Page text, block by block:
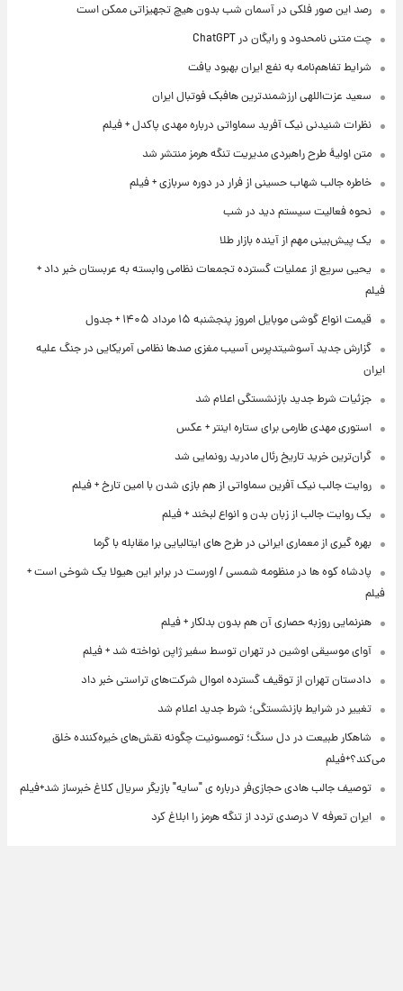
رصد این صور فلکی در آسمان شب بدون هیچ تجهیزاتی ممکن است
چت متنی نامحدود و رایگان در ChatGPT
شرایط تفاهم‌نامه به نفع ایران بهبود یافت
سعید عزت‌اللهی ارزشمندترین هافبک فوتبال ایران
نظرات شنیدنی نیک آفرید سماواتی درباره مهدی پاکدل + فیلم
متن اولیۀ طرح راهبردی مدیریت تنگه هرمز منتشر شد
خاطره جالب شهاب حسینی از فرار در دوره سربازی + فیلم
نحوه فعالیت سیستم دید در شب
یک پیش‌بینی مهم از آینده بازار طلا
یحیی سریع از عملیات گسترده تجمعات نظامی وابسته به عربستان خبر داد +
فیلم
قیمت انواع گوشی موبایل امروز پنجشنبه ۱۵ مرداد ۱۴۰۵ + جدول
گزارش جدید آسوشیتدپرس آسیب مغزی صدها نظامی آمریکایی در جنگ علیه
ایران
جزئیات شرط جدید بازنشستگی اعلام شد
استوری مهدی طارمی برای ستاره اینتر + عکس
گران‌ترین خرید تاریخ رئال مادرید رونمایی شد
روایت جالب نیک آفرین سماواتی از هم بازی شدن با امین تارخ + فیلم
یک روایت جالب از زبان بدن و انواع لبخند + فیلم
بهره گیری از معماری ایرانی در طرح های ایتالیایی برا مقابله با گرما
پادشاه کوه ها در منظومه شمسی / اورست در برابر این هیولا یک شوخی است +
فیلم
هنرنمایی روزبه حصاری آن هم بدون بدلکار + فیلم
آوای موسیقی اوشین در تهران توسط سفیر ژاپن نواخته شد + فیلم
دادستان تهران از توقیف گسترده اموال شرکت‌های تراستی خبر داد
تغییر در شرایط بازنشستگی؛ شرط جدید اعلام شد
شاهکار طبیعت در دل سنگ؛ تومسونیت چگونه نقش‌های خیره‌کننده خلق
می‌کند؟+فیلم
توصیف جالب هادی حجازی‌فر درباره ی "سایه" بازیگر سریال کلاغ خبرساز شد+فیلم
ایران تعرفه ۷ درصدی تردد از تنگه هرمز را ابلاغ کرد